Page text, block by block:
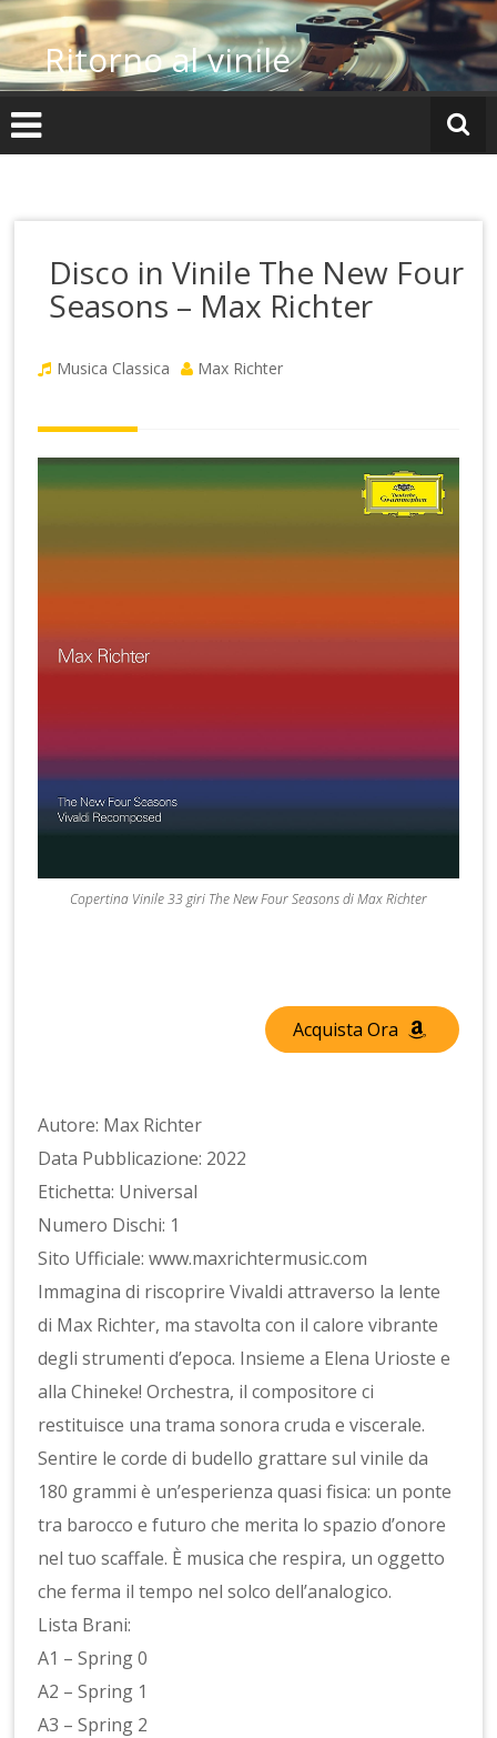
Vai
al
contenutoRitorno al vinile
Disco in Vinile The New Four
Seasons – Max Richter
Musica Classica Max Richter
Copertina Vinile 33 giri The New Four Seasons di Max Richter
Acquista Ora
Autore: Max Richter
Data Pubblicazione: 2022
Etichetta: Universal
Numero Dischi: 1
Sito Ufficiale: www.maxrichtermusic.com
Immagina di riscoprire Vivaldi attraverso la lente
di Max Richter, ma stavolta con il calore vibrante
degli strumenti d’epoca. Insieme a Elena Urioste e
alla Chineke! Orchestra, il compositore ci
restituisce una trama sonora cruda e viscerale.
Sentire le corde di budello grattare sul vinile da
180 grammi è un’esperienza quasi fisica: un ponte
tra barocco e futuro che merita lo spazio d’onore
nel tuo scaffale. È musica che respira, un oggetto
che ferma il tempo nel solco dell’analogico.
Lista Brani:
A1 – Spring 0
A2 – Spring 1
A3 – Spring 2